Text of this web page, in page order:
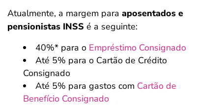
Atualmente, a margem para aposentados e
pensionistas INSS é a seguinte:
40%* para o Empréstimo Consignado
Até 5% para o Cartão de Crédito
Consignado
Até 5% para gastos com Cartão de
Benefício Consignado